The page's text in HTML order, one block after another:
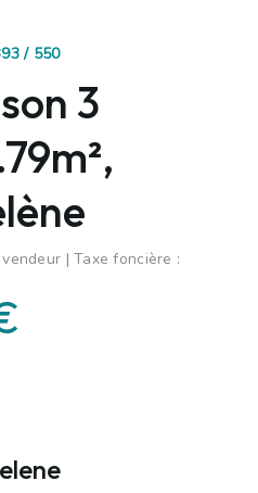
/ 550
3
| Taxe foncière :